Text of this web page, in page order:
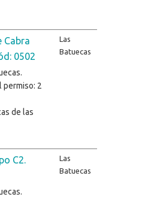
Cabra
0502
permiso: 2
de las
Las
Batuecas
C2.
Las
Batuecas